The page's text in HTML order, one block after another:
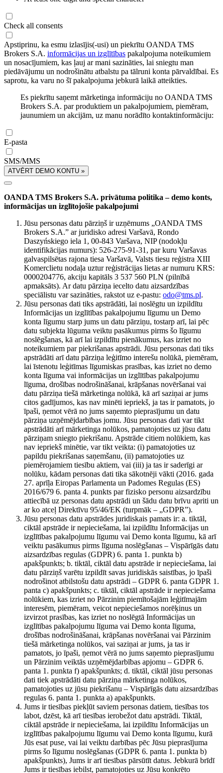
Check all consents
Apstiprinu, ka esmu izlasījis(-usi) un piekrītu OANDA TMS
Brokers S.A. informācijas un izglītības pakalpojuma noteikumiem
un nosacījumiem, kas ļauj ar mani sazināties, lai sniegtu man
piedāvājumu un nodrošinātu atbalstu pa tālruni konta pārvaldībai. Es
saprotu, ka varu no šī pakalpojuma jebkurā laikā atteikties.
Es piekrītu saņemt mārketinga informāciju no OANDA TMS
Brokers S.A. par produktiem un pakalpojumiem, piemēram,
jaunumiem un akcijām, uz manu norādīto kontaktinformāciju:
E-pasta
SMS/MMS
ATVĒRT DEMO KONTU »
OANDA TMS Brokers S.A. privātuma politika – demo konts,
informācijas un izglītojošie pakalpojumi
Jūsu personas datu pārziņš ir uzņēmums „OANDA TMS
Brokers S.A.” ar juridisko adresi Varšavā, Rondo
Daszyńskiego iela 1, 00-843 Varšava, NIP (nodokļu
identifikācijas numurs): 526-275-91-31, par kuru Varšavas
galvaspilsētas rajona tiesa Varšavā, Valsts tiesu reģistra XIII
Komerclietu nodaļa uztur reģistrācijas lietas ar numuru KRS:
0000204776, akciju kapitāls 3 537 560 PLN (pilnībā
apmaksāts). Ar datu pārziņa iecelto datu aizsardzības
speciālistu var sazināties, rakstot uz e-pastu: odo@tms.pl.
Jūsu personas dati tiks apstrādāti, lai noslēgtu un izpildītu
Informācijas un izglītības pakalpojumu līgumu un Demo
konta līgumu starp jums un datu pārziņu, tostarp arī, lai pēc
datu subjekta lūguma veiktu pasākumus pirms šo līgumu
noslēgšanas, kā arī lai izpildītu pienākumus, kas izriet no
noteikumiem par piekrišanas apstrādi. Jūsu personas dati tiks
apstrādāti arī datu pārziņa leģitīmo interešu nolūkā, piemēram,
lai īstenotu leģitīmas līgumiskas prasības, kas izriet no demo
konta līguma vai informācijas un izglītības pakalpojumu
līguma, drošības nodrošināšanai, krāpšanas novēršanai vai
datu pārziņa tiešā mārketinga nolūkā, kā arī saziņai ar jums
citos gadījumos, kas nav minēti iepriekš, ja tas ir pamatots, jo
īpaši, ņemot vērā no jums saņemto pieprasījumu un datu
pārziņa uzņēmējdarbības jomu. Jūsu personas dati var tikt
apstrādāti arī mārketinga nolūkos, pamatojoties uz jūsu datu
pārziņam sniegto piekrišanu. Apstrāde citiem nolūkiem, kas
nav iepriekš minētie, var tikt veikta: (i) pamatojoties uz
papildu piekrišanas saņemšanu, (ii) pamatojoties uz
piemērojamiem tiesību aktiem, vai (iii) ja tas ir saderīgi ar
nolūku, kādam personas dati tika sākotnēji vākti (2016. gada
27. aprīļa Eiropas Parlamenta un Padomes Regulas (ES)
2016/679 6. panta 4. punkts par fizisko personu aizsardzību
attiecībā uz personas datu apstrādi un šādu datu brīvu apriti un
ar ko atceļ Direktīvu 95/46/EK (turpmāk – „GDPR”).
Jūsu personas datu apstrādes juridiskais pamats ir: a. tiktāl,
ciktāl apstrāde ir nepieciešama, lai izpildītu Informācijas un
izglītības pakalpojumu līgumu vai Demo konta līgumu, kā arī
veiktu pasākumus pirms līguma noslēgšanas – Vispārīgās datu
aizsardzības regulas (GDPR) 6. panta 1. punkta b)
apakšpunkts; b. tiktāl, ciktāl datu apstrāde ir nepieciešama, lai
datu pārziņš varētu izpildīt savas juridiskās saistības, jo īpaši
nodrošinot atbilstošu datu apstrādi – GDPR 6. panta GDPR 1.
panta c) apakšpunkts; c. tiktāl, ciktāl apstrāde ir nepieciešama
nolūkiem, kas izriet no Pārzinim piemītošajām leģitīmajām
interesēm, piemēram, veicot nepieciešamos norēķinus un
izvirzot prasības, kas izriet no noslēgtā Informācijas un
izglītības pakalpojumu līguma vai Demo konta līguma,
drošības nodrošināšanai, krāpšanas novēršanai vai Pārzinim
tiešā mārketinga nolūkos, vai saziņai ar jums, ja tas ir
pamatots, jo īpaši, ņemot vērā no jums saņemto pieprasījumu
un Pārzinim veiktās uzņēmējdarbības apjomu – GDPR 6.
panta 1. punkta f) apakšpunkts; d. tiktāl, ciktāl jūsu personas
dati tiek apstrādāti datu pārziņa mārketinga nolūkos,
pamatojoties uz jūsu piekrišanu – Vispārīgās datu aizsardzības
regulas 6. panta 1. punkta a) apakšpunkts.
Jums ir tiesības piekļūt saviem personas datiem, tiesības tos
labot, dzēst, kā arī tiesības ierobežot datu apstrādi. Tiktāl,
ciktāl apstrāde ir nepieciešama, lai izpildītu Informācijas un
izglītības pakalpojumu līgumu vai Demo konta līgumu, kurā
Jūs esat puse, vai lai veiktu darbības pēc Jūsu pieprasījuma
pirms šo līgumu noslēgšanas (GDPR 6. panta 1. punkta b)
apakšpunkts), Jums ir arī tiesības pārsūtīt datus. Jebkurā brīdī
Jums ir tiesības iebilst, pamatojoties uz Jūsu konkrēto